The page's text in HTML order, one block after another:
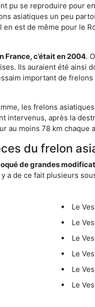
pu se reproduire pour
asiatiques un peu
est de même pour le
France, c’était en 2004.
Ils auraient été ainsi
important de
les frelons
intervenus, après la
au moins 78 km chaque
du frelon
de grandes
a de ce fait plusieurs
Le
Le
Le
Le
Le
Le